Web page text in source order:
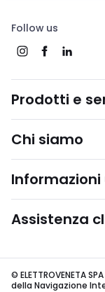
Follow us
Prodotti e
Chi siamo
Informazioni
Assistenza
© ELETTROVENETA
della Navigazione